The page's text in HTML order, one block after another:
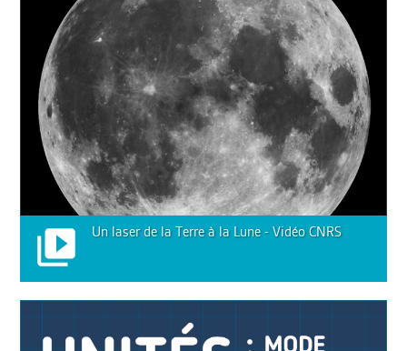
Un laser de la Terre à la Lune - Vidéo CNRS